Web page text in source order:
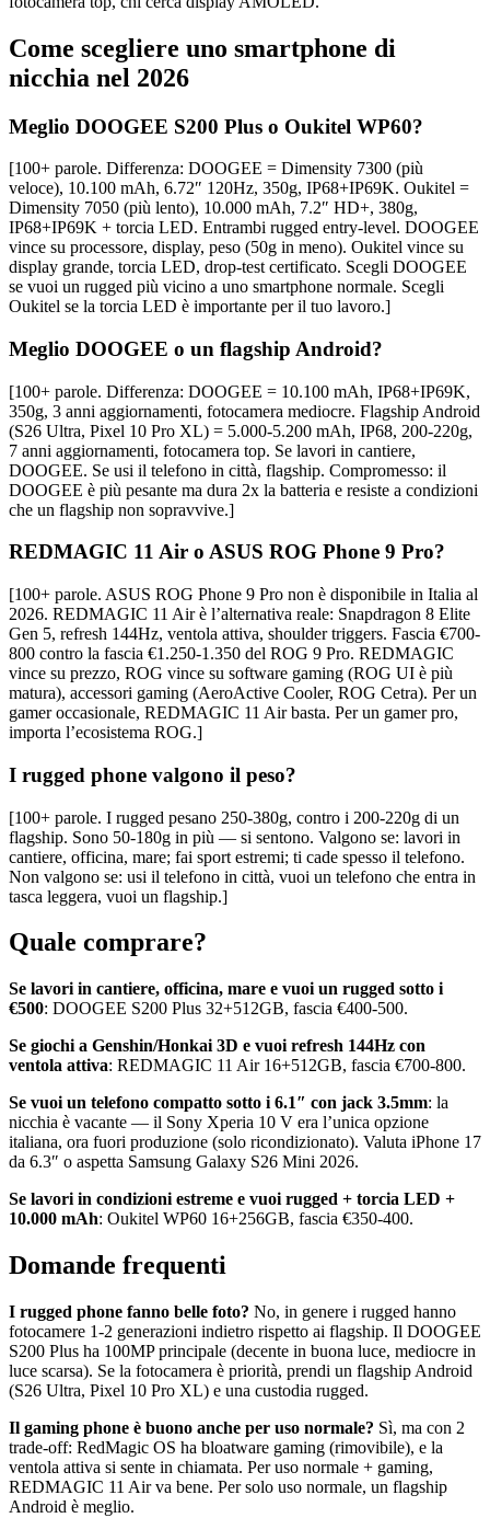
Come scegliere uno smartphone di
nicchia nel 2026
Meglio DOOGEE S200 Plus o Oukitel WP60?
[100+ parole. Differenza: DOOGEE = Dimensity 7300 (più
veloce), 10.100 mAh, 6.72″ 120Hz, 350g, IP68+IP69K. Oukitel =
Dimensity 7050 (più lento), 10.000 mAh, 7.2″ HD+, 380g,
IP68+IP69K + torcia LED. Entrambi rugged entry-level. DOOGEE
vince su processore, display, peso (50g in meno). Oukitel vince su
display grande, torcia LED, drop-test certificato. Scegli DOOGEE
se vuoi un rugged più vicino a uno smartphone normale. Scegli
Oukitel se la torcia LED è importante per il tuo lavoro.]
Meglio DOOGEE o un flagship Android?
[100+ parole. Differenza: DOOGEE = 10.100 mAh, IP68+IP69K,
350g, 3 anni aggiornamenti, fotocamera mediocre. Flagship Android
(S26 Ultra, Pixel 10 Pro XL) = 5.000-5.200 mAh, IP68, 200-220g,
7 anni aggiornamenti, fotocamera top. Se lavori in cantiere,
DOOGEE. Se usi il telefono in città, flagship. Compromesso: il
DOOGEE è più pesante ma dura 2x la batteria e resiste a condizioni
che un flagship non sopravvive.]
REDMAGIC 11 Air o ASUS ROG Phone 9 Pro?
[100+ parole. ASUS ROG Phone 9 Pro non è disponibile in Italia al
2026. REDMAGIC 11 Air è l’alternativa reale: Snapdragon 8 Elite
Gen 5, refresh 144Hz, ventola attiva, shoulder triggers. Fascia €700-
800 contro la fascia €1.250-1.350 del ROG 9 Pro. REDMAGIC
vince su prezzo, ROG vince su software gaming (ROG UI è più
matura), accessori gaming (AeroActive Cooler, ROG Cetra). Per un
gamer occasionale, REDMAGIC 11 Air basta. Per un gamer pro,
importa l’ecosistema ROG.]
I rugged phone valgono il peso?
[100+ parole. I rugged pesano 250-380g, contro i 200-220g di un
flagship. Sono 50-180g in più — si sentono. Valgono se: lavori in
cantiere, officina, mare; fai sport estremi; ti cade spesso il telefono.
Non valgono se: usi il telefono in città, vuoi un telefono che entra in
tasca leggera, vuoi un flagship.]
Quale comprare?
Se lavori in cantiere, officina, mare e vuoi un rugged sotto i
€500: DOOGEE S200 Plus 32+512GB, fascia €400-500.
Se giochi a Genshin/Honkai 3D e vuoi refresh 144Hz con
ventola attiva: REDMAGIC 11 Air 16+512GB, fascia €700-800.
Se vuoi un telefono compatto sotto i 6.1″ con jack 3.5mm: la
nicchia è vacante — il Sony Xperia 10 V era l’unica opzione
italiana, ora fuori produzione (solo ricondizionato). Valuta iPhone 17
da 6.3″ o aspetta Samsung Galaxy S26 Mini 2026.
Se lavori in condizioni estreme e vuoi rugged + torcia LED +
10.000 mAh: Oukitel WP60 16+256GB, fascia €350-400.
Domande frequenti
I rugged phone fanno belle foto? No, in genere i rugged hanno
fotocamere 1-2 generazioni indietro rispetto ai flagship. Il DOOGEE
S200 Plus ha 100MP principale (decente in buona luce, mediocre in
luce scarsa). Se la fotocamera è priorità, prendi un flagship Android
(S26 Ultra, Pixel 10 Pro XL) e una custodia rugged.
Il gaming phone è buono anche per uso normale? Sì, ma con 2
trade-off: RedMagic OS ha bloatware gaming (rimovibile), e la
ventola attiva si sente in chiamata. Per uso normale + gaming,
REDMAGIC 11 Air va bene. Per solo uso normale, un flagship
Android è meglio.